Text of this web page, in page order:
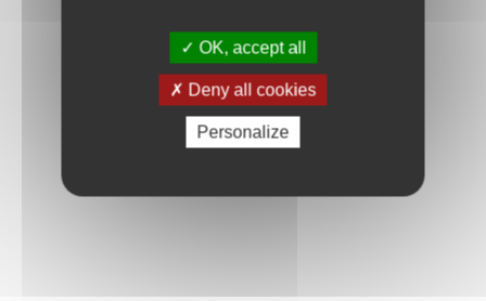
OK, accept all
Deny all cookies
Personalize